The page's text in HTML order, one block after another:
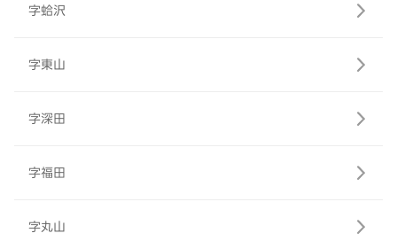
字蛤沢
字東山
字深田
字福田
字丸山